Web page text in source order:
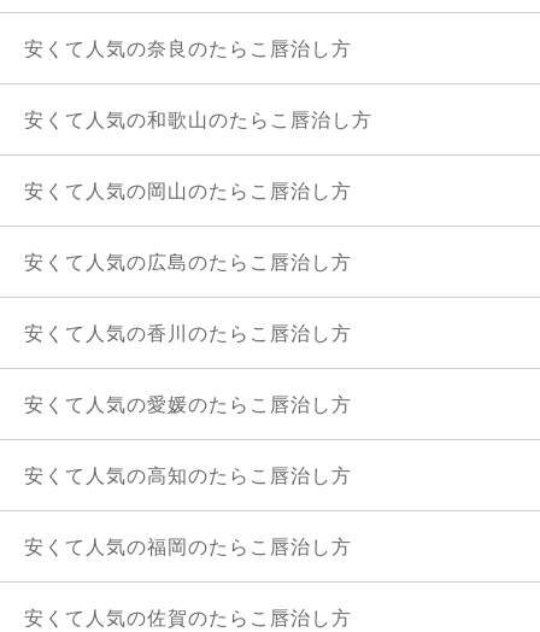
安くて人気の奈良のたらこ唇治し方
安くて人気の和歌山のたらこ唇治し方
安くて人気の岡山のたらこ唇治し方
安くて人気の広島のたらこ唇治し方
安くて人気の香川のたらこ唇治し方
安くて人気の愛媛のたらこ唇治し方
安くて人気の高知のたらこ唇治し方
安くて人気の福岡のたらこ唇治し方
安くて人気の佐賀のたらこ唇治し方